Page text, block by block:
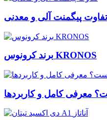
تفاوت پیگمنت آلی و معدنی
برند کرونوس KRONOS
معرفی کامل و کاربردها